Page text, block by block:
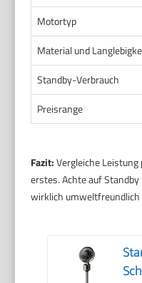
Motortyp
Material und
Standby-Verbrauch
Preisrange
Fazit:Vergleiche
erstes. Achte auf
wirklich umweltfreundlich